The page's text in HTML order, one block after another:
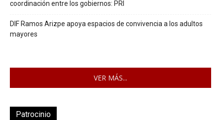
coordinación entre los gobiernos: PRI
DIF Ramos Arizpe apoya espacios de convivencia a los adultos
mayores
VER MÁS...
Patrocinio